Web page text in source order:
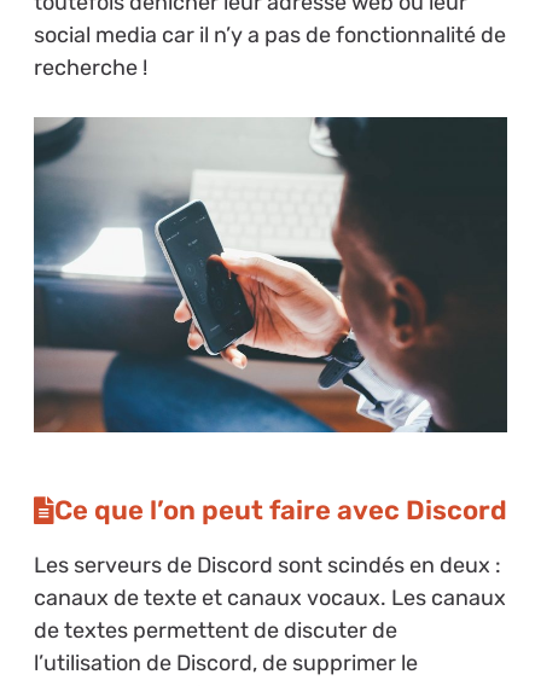
social media car il n’y a pas de fonctionnalité de
recherche !
Ce que l’on peut faire avec Discord
Les serveurs de Discord sont scindés en deux :
canaux de texte et canaux vocaux. Les canaux
de textes permettent de discuter de
l’utilisation de Discord, de supprimer le